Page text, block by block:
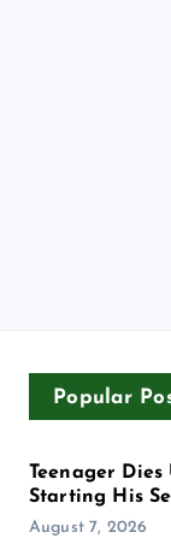
Popular
Teenager Dies
Starting His
August 7, 2026